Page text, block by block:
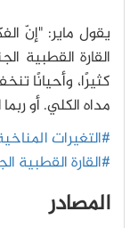
يقول ماير: "إنّ
القارة القطبية
كثيرًا، وأحيانًا
مداه الكلي. أو
#التغيرات
#القارة القطبية
المصادر